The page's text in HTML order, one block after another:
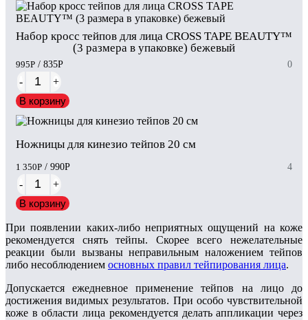
Набор кросс тейпов для лица CROSS TAPE BEAUTY™
(3 размера в упаковке) бежевый
995Р / 835Р 0
-
+
В корзину
Ножницы для кинезио тейпов 20 см
1 350Р / 990Р 4
-
+
В корзину
При появлении каких-либо неприятных ощущений на коже
рекомендуется снять тейпы. Скорее всего нежелательные
реакции были вызваны неправильным наложением тейпов
либо несоблюдением основных правил тейпирования лица.
Допускается ежедневное применение тейпов на лицо до
достижения видимых результатов. При особо чувствительной
коже в области лица рекомендуется делать аппликации через